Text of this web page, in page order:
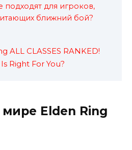
подходят для игроков,
ближний бой?
ALL CLASSES RANKED!
Right For You?
Elden Ring